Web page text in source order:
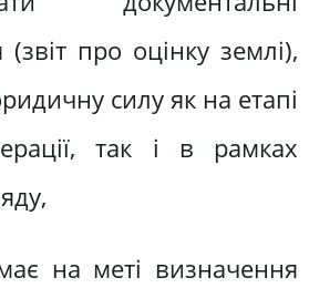
про оцінку землі),
силу як на етапі
так і в рамках
на меті визначення